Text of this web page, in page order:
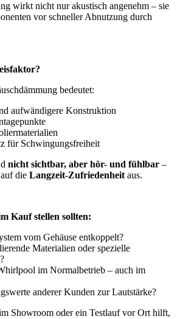
wirkt nicht nur akustisch angenehm – sie
vor schneller Abnutzung durch
bedeutet:
aufwändigere Konstruktion
für Schwingungsfreiheit
nicht sichtbar, aber hör- und fühlbar –
die Langzeit-Zufriedenheitaus.
Kauf stellen sollten:
vom Gehäuse entkoppelt?
Materialien oder spezielle
im Normalbetrieb – auch im
anderer Kunden zur Lautstärke?
Showroom oder ein Testlauf vor Ort hilft,